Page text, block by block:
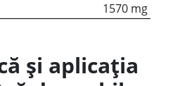
1570 mg
și aplicația